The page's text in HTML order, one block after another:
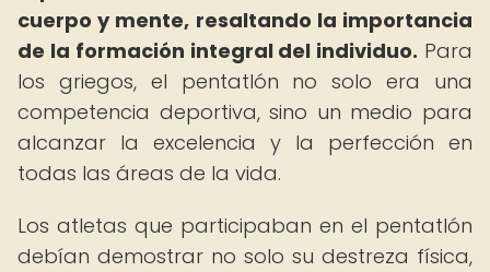
cuerpo y mente, resaltando la importancia
de la formación integral del individuo. Para
los griegos, el pentatlón no solo era una
competencia deportiva, sino un medio para
alcanzar la excelencia y la perfección en
todas las áreas de la vida.
Los atletas que participaban en el pentatlón
debían demostrar no solo su destreza física,